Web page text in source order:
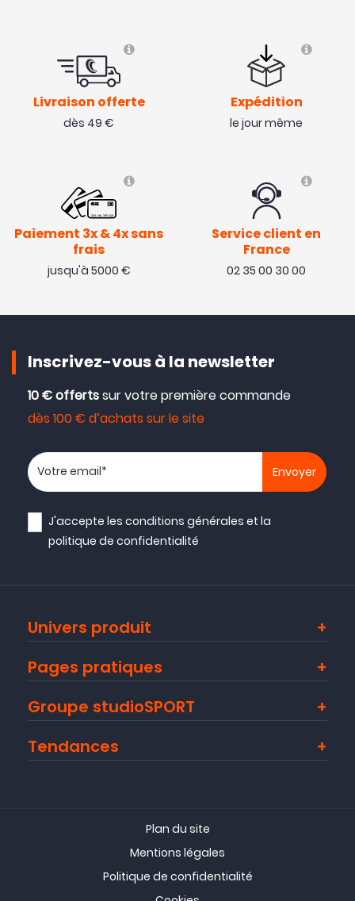
Livraison offerte
dès 49 €
Expédition
le jour même
Paiement 3x & 4x sans
frais
jusqu'à 5000 €
Service client en
France
02 35 00 30 00
Inscrivez-vous à la newsletter
10 € offertssur votre première commande
dès 100 € d’achats sur le site
Votre adresse email
J'accepte lesconditions générales et la
politique de confidentialité
Univers produit
Pages pratiques
Groupe studioSPORT
Tendances
Plan du site
Mentions légales
Politique de confidentialité